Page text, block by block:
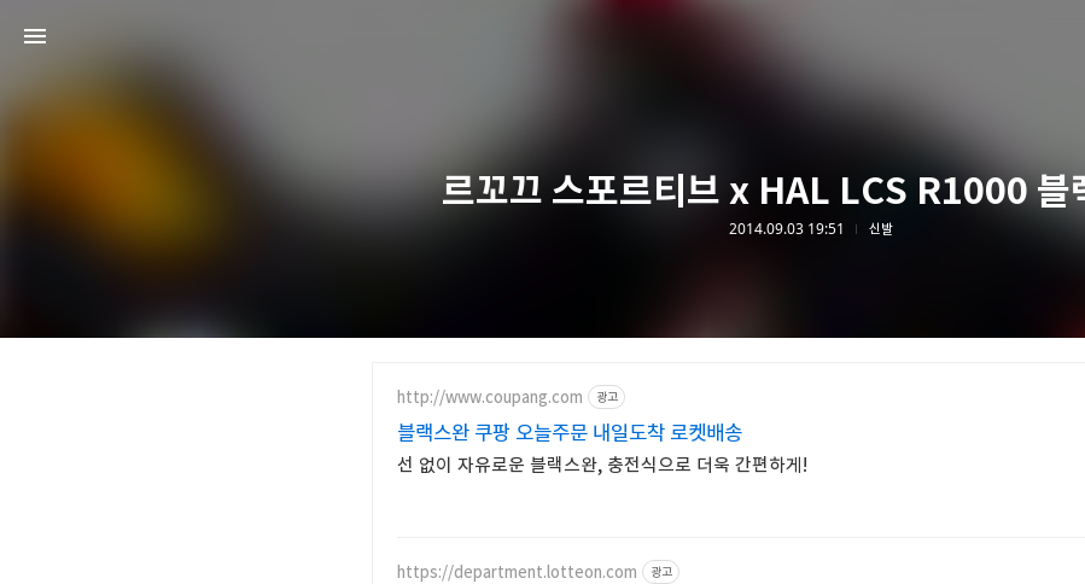
르꼬끄 스포르티브 x HAL LCS R1000 블
2014.09.03 19:51 신발
http://www.coupang.com 광고
블랙스완 쿠팡 오늘주문 내일도착 로켓배송
선 없이 자유로운 블랙스완, 충전식으로 더욱 간편하게!
https://department.lotteon.com 광고